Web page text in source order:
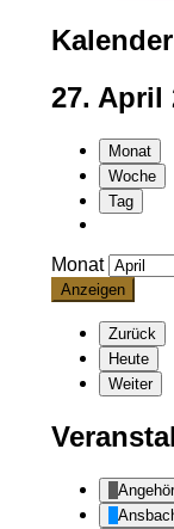
Kalender
27. April
Monat
Woche
Tag
Monat
Zurück
Heute
Weiter